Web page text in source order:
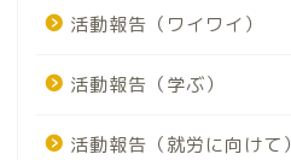
活動報告（ワイワイ）
活動報告（学ぶ）
活動報告（就労に向けて）